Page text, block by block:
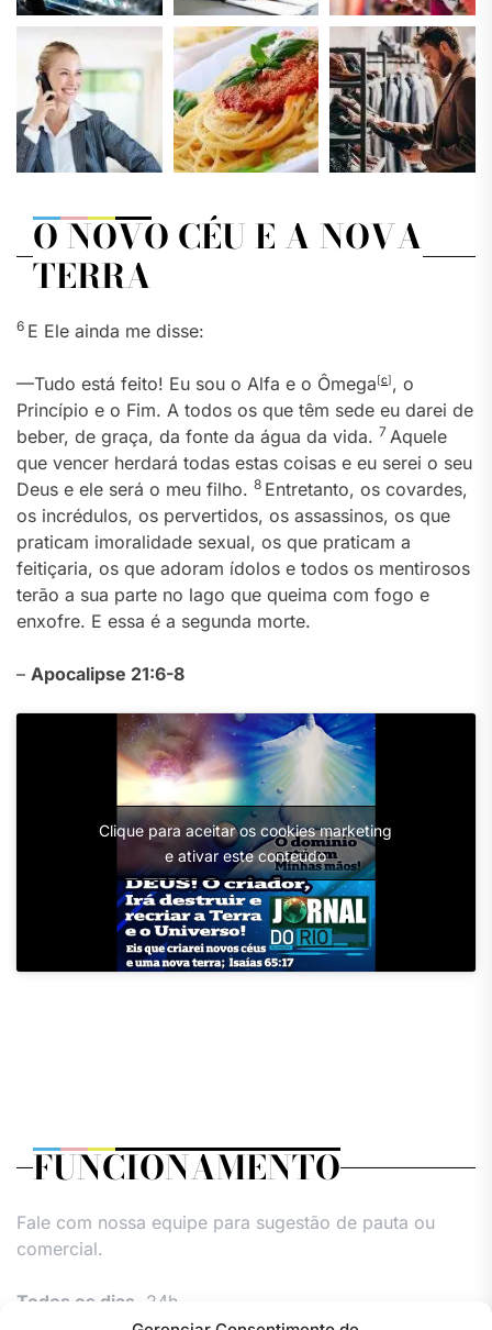
O NOVO CÉU E A NOVA
TERRA
6 E Ele ainda me disse:
—Tudo está feito! Eu sou o Alfa e o Ômega[c], o
Princípio e o Fim. A todos os que têm sede eu darei de
beber, de graça, da fonte da água da vida. 7 Aquele
que vencer herdará todas estas coisas e eu serei o seu
Deus e ele será o meu filho. 8 Entretanto, os covardes,
os incrédulos, os pervertidos, os assassinos, os que
praticam imoralidade sexual, os que praticam a
feitiçaria, os que adoram ídolos e todos os mentirosos
terão a sua parte no lago que queima com fogo e
enxofre. E essa é a segunda morte.
– Apocalipse 21:6-8
Clique para aceitar os cookies marketing
e ativar este conteúdo
FUNCIONAMENTO
Fale com nossa equipe para sugestão de pauta ou
comercial.
Todos os dias, 24h.